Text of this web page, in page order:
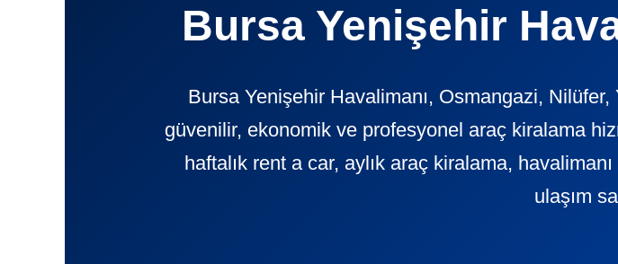
Bursa Yenişehir
Bursa Yenişehir Havalimanı, Osmangazi,
güvenilir, ekonomik ve profesyonel araç kiralama
haftalık rent a car, aylık araç kiralama,
ulaşım